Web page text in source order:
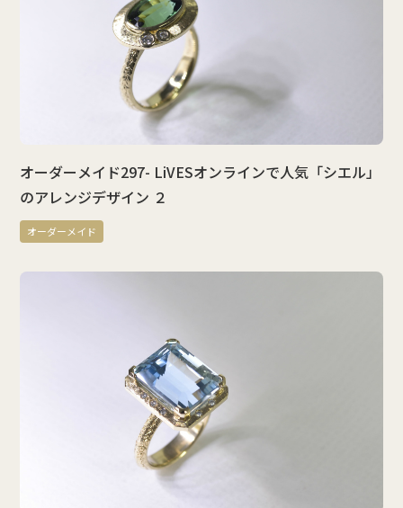
オーダーメイド297- LiVESオンラインで人気「シエル」
のアレンジデザイン ２
オーダーメイド